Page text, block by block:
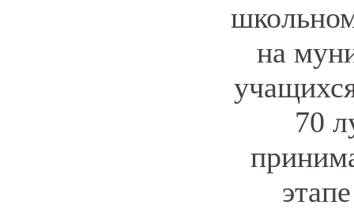
на
70